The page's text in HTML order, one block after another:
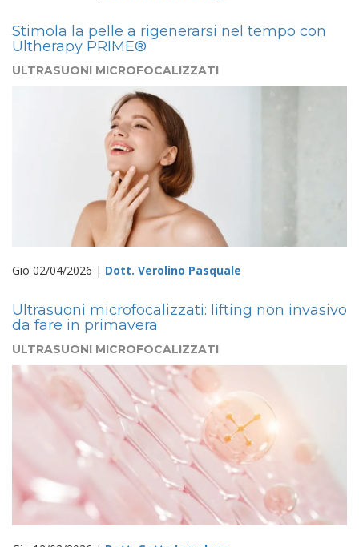
Stimola la pelle a rigenerarsi nel tempo con
Ultherapy PRIME®
ULTRASUONI MICROFOCALIZZATI
Gio 02/04/2026 | Dott. Verolino Pasquale
Ultrasuoni microfocalizzati: lifting non invasivo
da fare in primavera
ULTRASUONI MICROFOCALIZZATI